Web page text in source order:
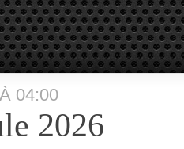
04:00
2026